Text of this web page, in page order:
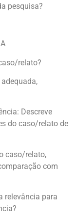
pesquisa?
relato?
Descreve
do caso/relato de
caso/relato,
com
relevância para